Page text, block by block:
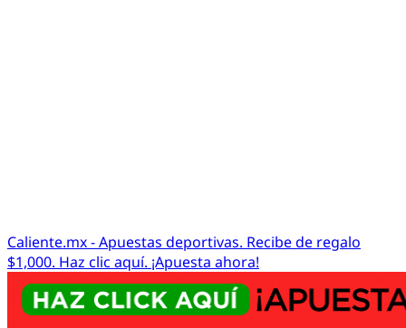
Caliente.mx - Apuestas deportivas. Recibe de regalo
$1,000. Haz clic aquí. ¡Apuesta ahora!